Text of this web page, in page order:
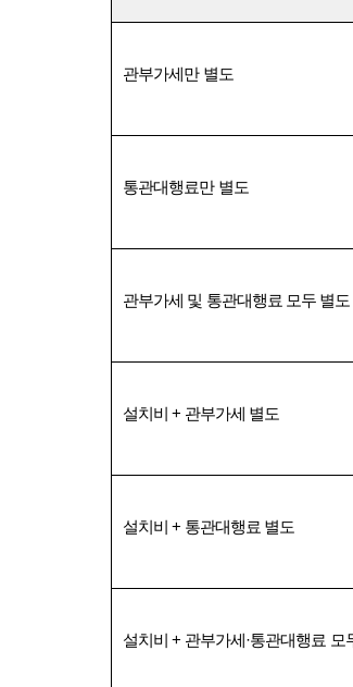
관부가세만 별도
통관대행료만 별도
관부가세 및 통관대행료 모두 별도
설치비 + 관부가세 별도
설치비 + 통관대행료 별도
설치비 + 관부가세 ·통관대행료 모